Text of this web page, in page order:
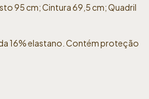
95 cm; Cintura 69,5 cm; Quadril
16% elastano. Contém proteção